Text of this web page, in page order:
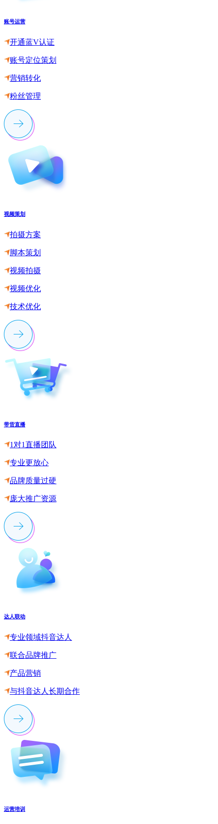
账号运营
开通蓝V认证
账号定位策划
营销转化
粉丝管理
视频策划
拍摄方案
脚本策划
视频拍摄
视频优化
技术优化
带货直播
1对1直播团队
专业更放心
品牌质量过硬
庞大推广资源
达人联动
专业领域抖音达人
联合品牌推广
产品营销
与抖音达人长期合作
运营培训